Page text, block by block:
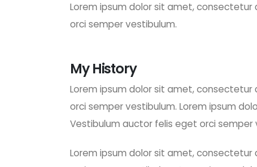
Lorem ipsum dolor sit amet,
orci semper vestibulum.
My History
Lorem ipsum dolor sit amet,
orci semper vestibulum. Lorem ipsum
Vestibulum auctor felis eget orci semper
Lorem ipsum dolor sit amet,